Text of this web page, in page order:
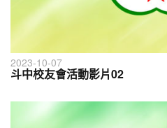
2023-10-07
斗中校友會活動影片02